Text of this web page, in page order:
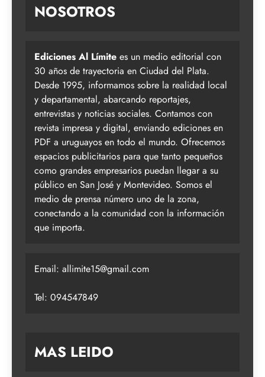
NOSOTROS
Ediciones Al Límite es un medio editorial con
30 años de trayectoria en Ciudad del Plata.
Desde 1995, informamos sobre la realidad local
y departamental, abarcando reportajes,
entrevistas y noticias sociales. Contamos con
revista impresa y digital, enviando ediciones en
PDF a uruguayos en todo el mundo. Ofrecemos
espacios publicitarios para que tanto pequeños
como grandes empresarios puedan llegar a su
público en San José y Montevideo. Somos el
medio de prensa número uno de la zona,
conectando a la comunidad con la información
que importa.
Email: allimite15@gmail.com
Tel: 094547849
MAS LEIDO